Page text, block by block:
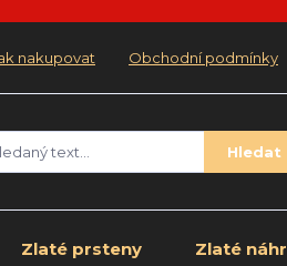
nakupovat Obchodní podmínky
Hledat
Zlaté prsteny Zlaté